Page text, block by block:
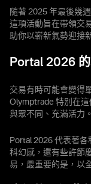
隨著 2025 年最後幾
這項活動旨在帶領交
助你以嶄新氣勢迎接
Portal 2026
交易有時可能會變得
Olymptrade 特別在
與眾不同、充滿活力。
Portal 2026 代表著
科幻感，還有些許節
易，最重要的是，以